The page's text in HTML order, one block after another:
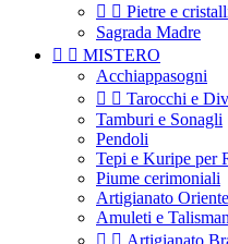
  Pietre e
Sagrada Madre
  MISTERO
Acchiappasogni
  Tarocchi e
Tamburi e Sonagli
Pendoli
Tepi e Kuripe per
Piume cerimoniali
Artigianato Oriente
Amuleti e
  Artigianato